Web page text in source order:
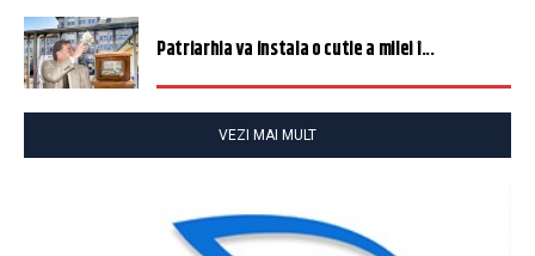
Patriarhia va instala o cutie a milei î...
VEZI MAI MULT